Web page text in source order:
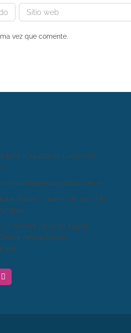
vez que comente.
5764 (C1406GLN) Ciudad de
Martes y Jueves de 9 a 17 hs.
3540.
/ Viernes de 10.30 a 14 hs.
Arroyo Pastor: